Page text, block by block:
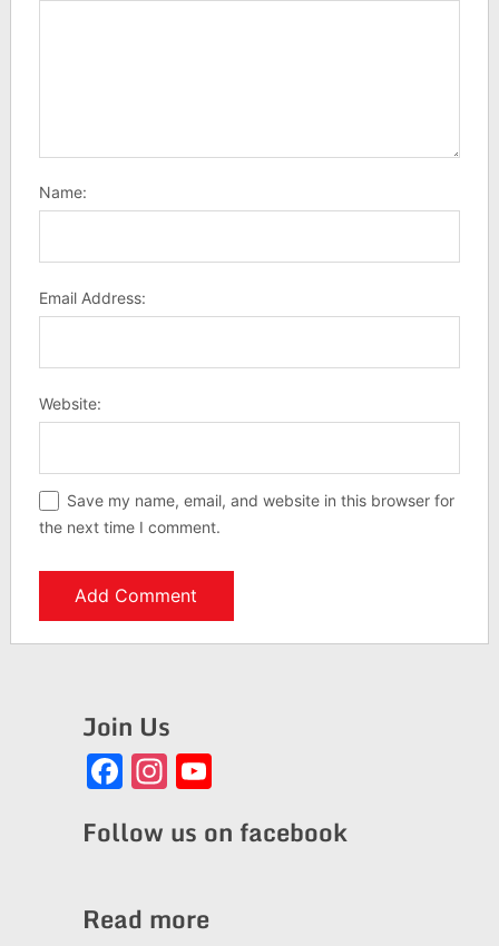
Name:
Email Address:
Website:
Save my name, email, and website in this browser for
the next time I comment.
Join Us
Facebook
Instagram
YouTube
Follow us on facebook
Read more